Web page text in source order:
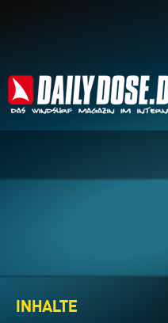
INHALTE